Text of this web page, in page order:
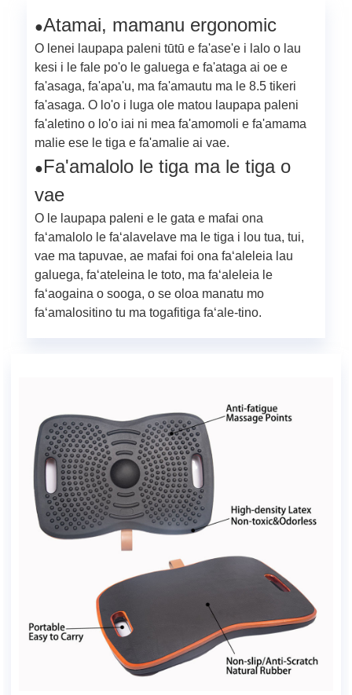
●Atamai, mamanu ergonomic
O lenei laupapa paleni tūtū e fa'ase'e i lalo o lau
kesi i le fale po'o le galuega e fa'ataga ai oe e
fa'asaga, fa'apa'u, ma fa'amautu ma le 8.5 tikeri
fa'asaga. O lo'o i luga ole matou laupapa paleni
fa'aletino o lo'o iai ni mea fa'amomoli e fa'amama
malie ese le tiga e fa'amalie ai vae.
●Fa'amalolo le tiga ma le tiga o
vae
O le laupapa paleni e le gata e mafai ona
faʻamalolo le faʻalavelave ma le tiga i lou tua, tui,
vae ma tapuvae, ae mafai foi ona faʻaleleia lau
galuega, faʻateleina le toto, ma faʻaleleia le
faʻaogaina o sooga, o se oloa manatu mo
faʻamalositino tu ma togafitiga faʻale-tino.